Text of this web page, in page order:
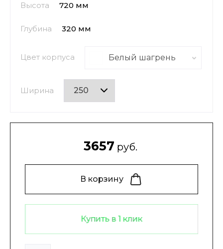
Высота 720 мм
Глубина 320 мм
Цвет корпуса Белый шагрень
Ширина
3657 руб.
В корзину
Купить в 1 клик